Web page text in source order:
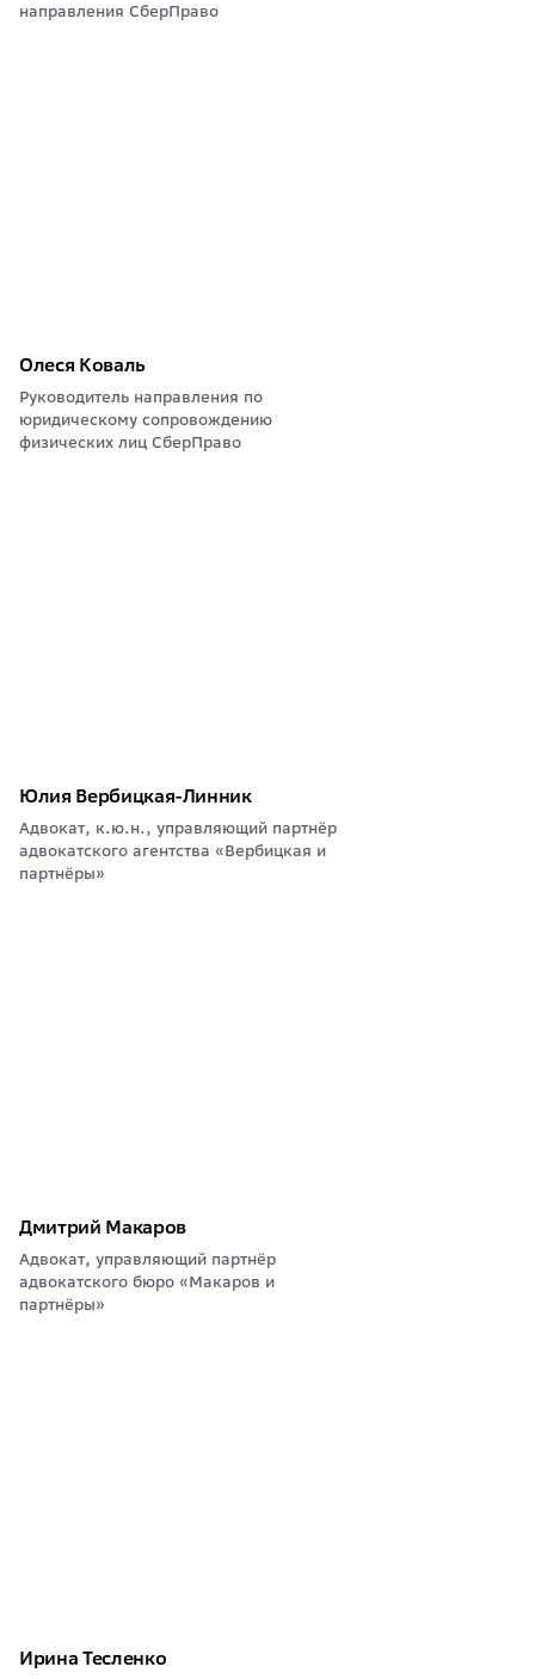
направления СберПраво
Олеся Коваль
Руководитель направления по
юридическому сопровождению
физических лиц СберПраво
Юлия Вербицкая-Линник
Адвокат, к.ю.н., управляющий партнёр
адвокатского агентства «Вербицкая и
партнёры»
Дмитрий Макаров
Адвокат, управляющий партнёр
адвокатского бюро «Макаров и
партнёры»
Ирина Тесленко